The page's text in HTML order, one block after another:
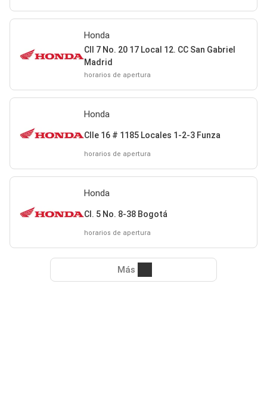
Honda
Cll 7 No. 20 17 Local 12. CC San Gabriel
Madrid
horarios de apertura
Honda
Clle 16 # 1185 Locales 1-2-3 Funza
horarios de apertura
Honda
Cl. 5 No. 8-38 Bogotá
horarios de apertura
Más